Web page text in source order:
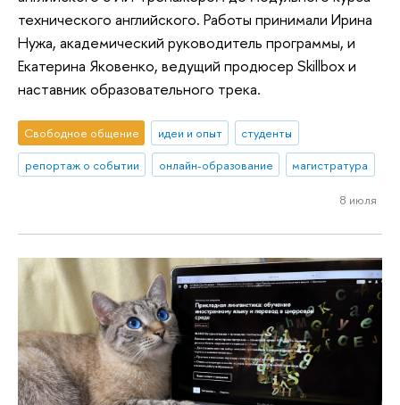
технического английского. Работы принимали Ирина
Нужа, академический руководитель программы, и
Екатерина Яковенко, ведущий продюсер Skillbox и
наставник образовательного трека.
Свободное общение идеи и опыт
студенты
репортаж о событии
онлайн-образование магистратура
8 июля